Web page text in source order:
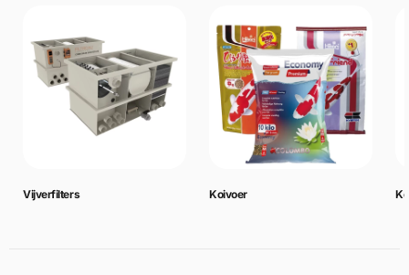
Vijverfilters Koivoer